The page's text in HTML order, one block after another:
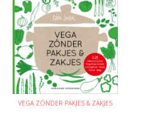
VEGA ZÓNDER PAKJES & ZAKJES